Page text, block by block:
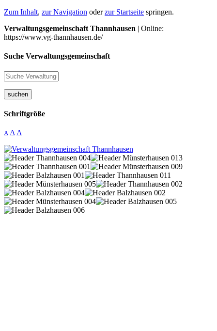
Zum Inhalt, zur Navigation oderzur Startseite springen.
Verwaltungsgemeinschaft Thannhausen | Online:
https://www.vg-thannhausen.de/
Suche Verwaltungsgemeinschaft
suchen
Schriftgröße
A A A